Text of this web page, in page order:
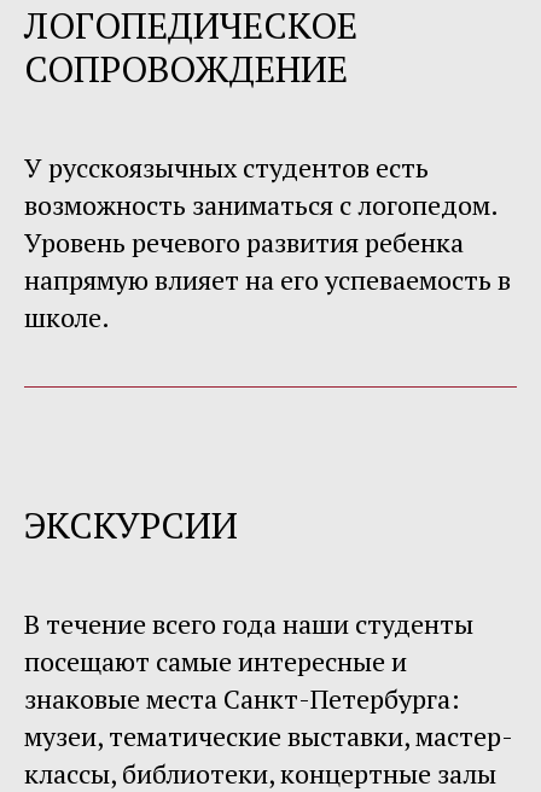
ЛОГОПЕДИЧЕСКОЕ
СОПРОВОЖДЕНИЕ
У русскоязычных студентов есть
возможность заниматься с логопедом.
Уровень речевого развития ребенка
напрямую влияет на его успеваемость в
школе.
ЭКСКУРСИИ
В течение всего года наши студенты
посещают самые интересные и
знаковые места Санкт-Петербурга:
музеи, тематические выставки, мастер-
классы, библиотеки, концертные залы